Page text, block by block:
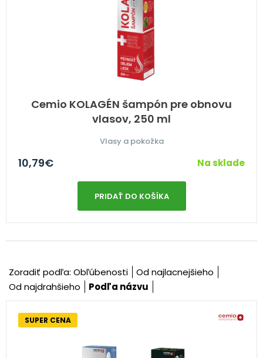
Cemio KOLAGÉN šampón pre obnovu
vlasov, 250 ml
Vlasy a pokožka
10,79€ Na sklade
PRIDAŤ DO KOŠÍKA
Zoradiť podľa: Obľúbenosti
Od najlacnejšieho
Od najdrahšieho
Podľa názvu
SUPER CENA